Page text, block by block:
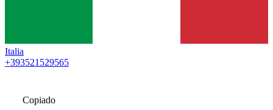
Italia
+393521529565
Copiado